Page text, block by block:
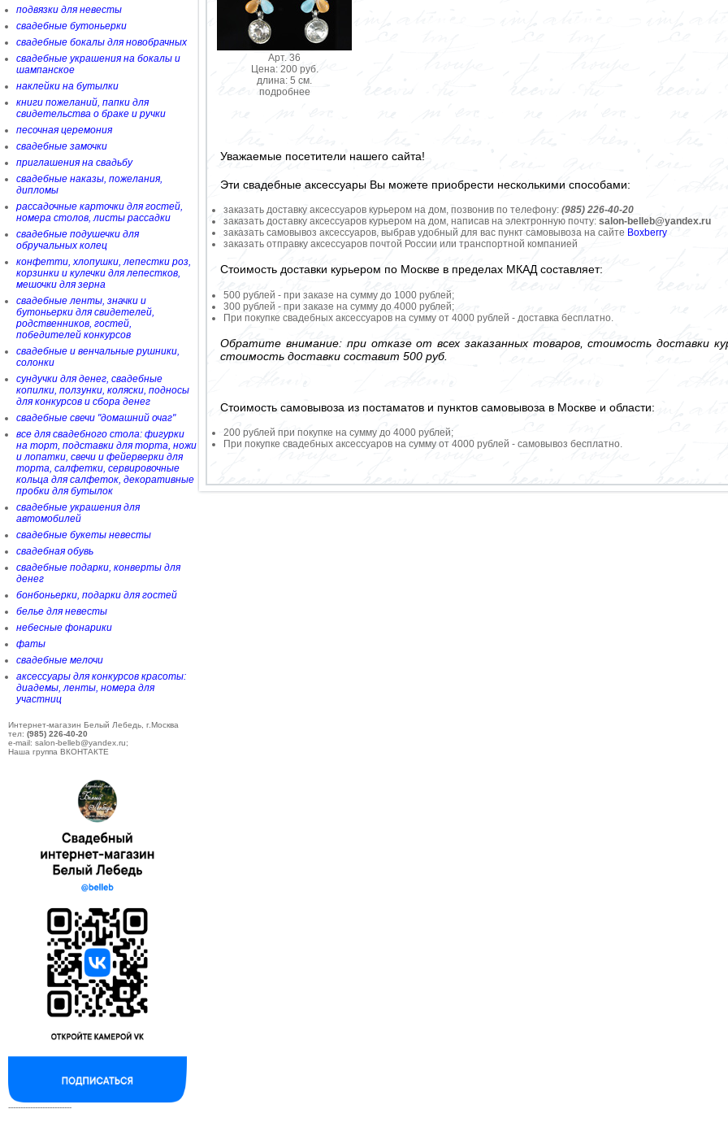
подвязки для невесты
свадебные бутоньерки
свадебные бокалы для новобрачных
свадебные украшения на бокалы и
шампанское
наклейки на бутылки
книги пожеланий, папки для
свидетельства о браке и ручки
песочная церемония
свадебные замочки
приглашения на свадьбу
свадебные наказы, пожелания,
дипломы
рассадочные карточки для гостей,
номера столов, листы рассадки
свадебные подушечки для
обручальных колец
конфетти, хлопушки, лепестки роз,
корзинки и кулечки для лепестков,
мешочки для зерна
свадебные ленты, значки и
бутоньерки для свидетелей,
родственников, гостей,
победителей конкурсов
свадебные и венчальные рушники,
солонки
сундучки для денег, свадебные
копилки, ползунки, коляски, подносы
для конкурсов и сбора денег
свадебные свечи "домашний очаг"
все для свадебного стола: фигурки
на торт, подставки для торта, ножи
и лопатки, свечи и фейерверки для
торта, салфетки, сервировочные
кольца для салфеток, декоративные
пробки для бутылок
свадебные украшения для
автомобилей
свадебные букеты невесты
свадебная обувь
свадебные подарки, конверты для
денег
бонбоньерки, подарки для гостей
белье для невесты
небесные фонарики
фаты
свадебные мелочи
аксессуары для конкурсов красоты:
диадемы, ленты, номера для
участниц
Интернет-магазин Белый Лебедь, г.Москва
тел: (985) 226-40-20
e-mail: salon-belleb@yandex.ru;
Наша группа ВКОНТАКТЕ
--------------------------
Арт. 36
Цена: 200 руб.
длина: 5 см.
подробнее
Уважаемые посетители нашего сайта!
Эти свадебные аксессуары Вы можете приобрести несколькими способами:
заказать доставку аксессуаров курьером на дом, позвонив по телефону: (985) 226-40-20
заказать доставку аксессуаров курьером на дом, написав на электронную почту: salon-belleb@yandex.ru
заказать самовывоз аксессуаров, выбрав удобный для вас пункт самовывоза на сайте Boxberry
заказать отправку аксессуаров почтой России или транспортной компанией
Стоимость доставки курьером по Москве в пределах МКАД составляет:
500 рублей - при заказе на сумму до 1000 рублей;
300 рублей - при заказе на сумму до 4000 рублей;
При покупке свадебных аксессуаров на сумму от 4000 рублей - доставка бесплатно.
Обратите внимание: при отказе от всех заказанных товаров, стоимость доставки
стоимость доставки составит 500 руб.
Стоимость самовывоза из постаматов и пунктов самовывоза в Москве и области:
200 рублей при покупке на сумму до 4000 рублей;
При покупке свадебных аксессуаров на сумму от 4000 рублей - самовывоз бесплатно.